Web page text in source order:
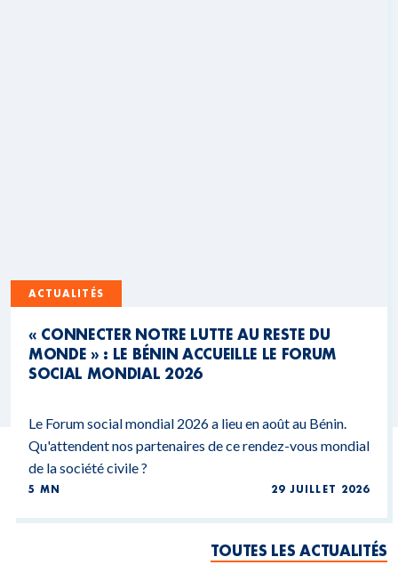
ACTUALITÉS
« CONNECTER NOTRE LUTTE AU RESTE DU
MONDE » : LE BÉNIN ACCUEILLE LE FORUM
SOCIAL MONDIAL 2026
Le Forum social mondial 2026 a lieu en août au Bénin.
Qu'attendent nos partenaires de ce rendez-vous mondial
de la société civile ?
5 MN 29 JUILLET 2026
TOUTES LES ACTUALITÉS